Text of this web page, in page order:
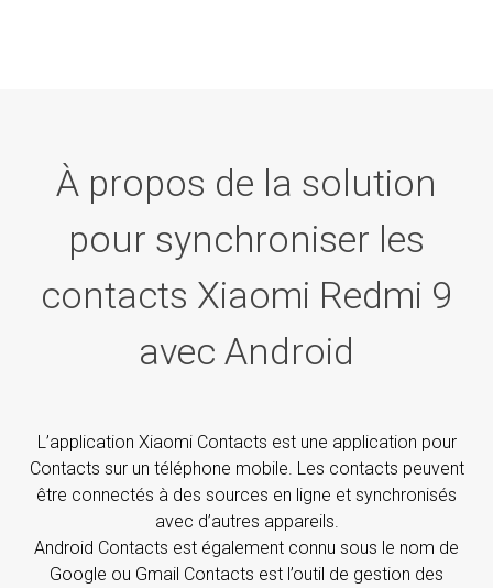
À propos de la solution
pour synchroniser les
contacts Xiaomi Redmi 9
avec Android
L’application Xiaomi Contacts est une application pour
Contacts sur un téléphone mobile. Les contacts peuvent
être connectés à des sources en ligne et synchronisés
avec d’autres appareils.
Android Contacts est également connu sous le nom de
Google ou Gmail Contacts est l’outil de gestion des